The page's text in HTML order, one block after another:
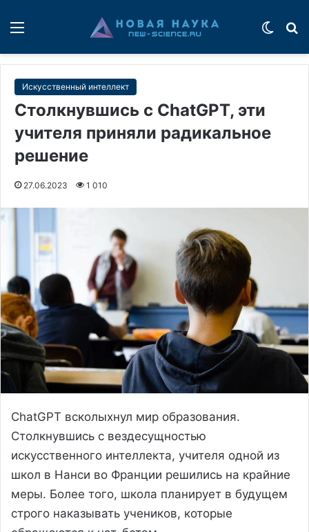
Искусственный интеллект
Столкнувшись с ChatGPT, эти
учителя приняли радикальное
решение
27.06.2023 1 010
ChatGPT всколыхнул мир образования.
Столкнувшись с вездесущностью
искусственного интеллекта, учителя одной из
школ в Нанси во Франции решились на крайние
меры. Более того, школа планирует в будущем
строго наказывать учеников, которые